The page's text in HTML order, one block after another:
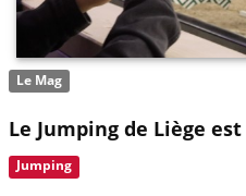
Le Mag
Le Jumping de Liège
Jumping